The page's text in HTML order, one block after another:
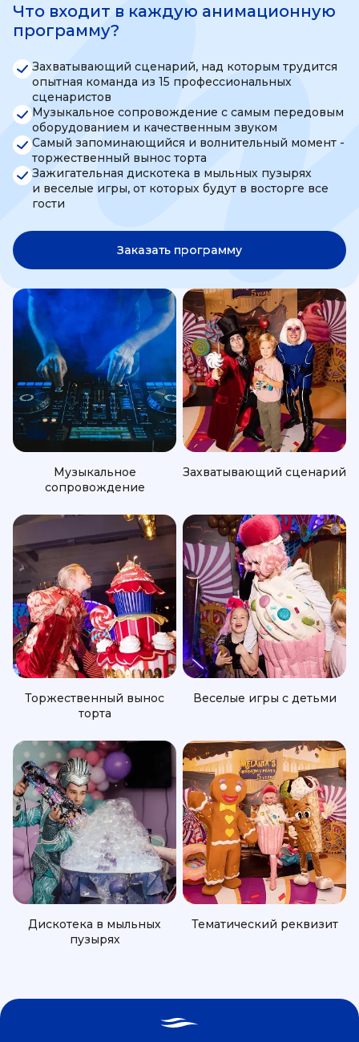
Что входит в каждую анимационную
программу?
Захватывающий сценарий, над которым трудится
опытная команда из 15 профессиональных
сценаристов
Музыкальное сопровождение с самым передовым
оборудованием и качественным звуком
Самый запоминающийся и волнительный момент -
торжественный вынос торта
Зажигательная дискотека в мыльных пузырях
и веселые игры, от которых будут в восторге все
гости
Заказать программу
Музыкальное
сопровождение
Захватывающий сценарий
Торжественный вынос
торта
Веселые игры с детьми
Дискотека в мыльных
пузырях
Тематический реквизит